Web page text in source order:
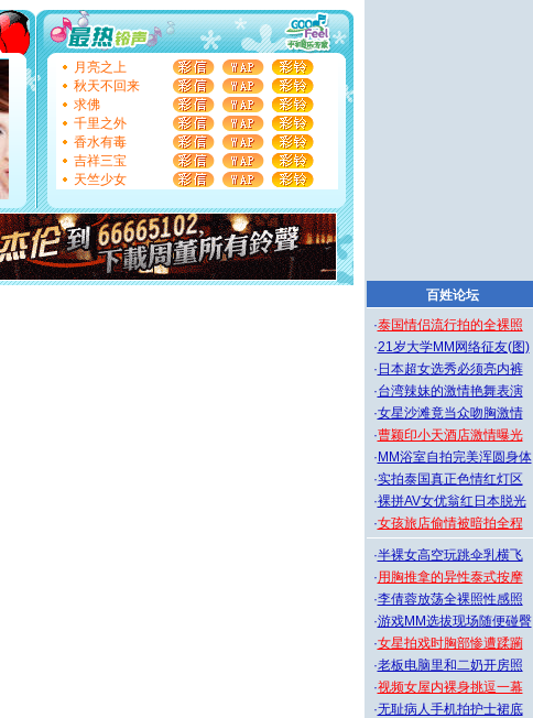
你太多，只有给你五千万：千万快乐！千万要健康！千万
要平安！千万要知足！千万不要忘记我！
[圣诞节]不只这样的日子才会想起你,而是这样的日子才
能正大光明地骚扰你,告诉你,圣诞要快乐!新年要快乐!天天
都要快乐噢!
[圣诞节]奉上一颗祝福的心,在这个特别的日子里,愿幸福,
如意,快乐,鲜花,一切美好的祝愿与你同在.圣诞快乐!
[元旦]
看到你我会触电；看不到你我要充电；没有你我会
断电。爱你是我职业，想你是我事业，抱你是我特长，吻
你是我专业！水晶之恋祝你新年快乐
[元旦]
起；二是再生再世和你在一起；三是三生三世和你不再分
离。水晶之恋祝你新年快乐
[元旦]当我狠下心扭头离去那一刻，你在我身后无助地哭
泣，这痛楚让我明白我多么爱你。我转身抱住你：这猪不
卖了。水晶之恋祝你新年快乐。
月亮之上
秋天不回来
求佛
千里之外
香水有毒
吉祥三宝
天竺少女
百姓论坛
·泰国情侣流行拍的全裸照
·21岁大学MM网络征友(图)
· 日本超女选秀必须亮内裤
·台湾辣妹的激情艳舞表演
·女星沙滩竟当众吻胸激情
·曹颖印小天酒店激情曝光
· MM浴室自拍完美浑圆身体
·实拍泰国真正色情红灯区
·裸拼AV女优翁红日本脱光
·女孩旅店偷情被暗拍全程
·半裸女高空玩跳伞乳横飞
·用胸推拿的异性泰式按摩
·李倩蓉放荡全裸照性感照
·游戏MM选拔现场随便碰臀
·女星拍戏时胸部惨遭蹂躏
·老板电脑里和二奶开房照
·视频女屋内裸身挑逗一幕
·无耻病人手机拍护士裙底